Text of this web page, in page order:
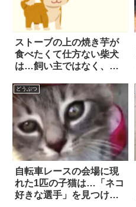
ストーブの上の焼き芋が
食べたくて仕方ない柴犬
は…飼い主ではなく、
ることにした！？
どうぶつ
自転車レースの会場に現
れた1匹の子猫は…「ネコ
好きな選手」を見つける